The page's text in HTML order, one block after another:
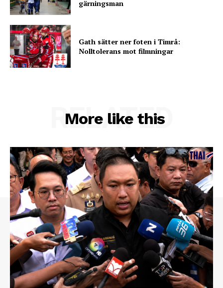
gärningsman
Gath sätter ner foten i Timrå:
Nolltolerans mot filmningar
More like this
RELATED